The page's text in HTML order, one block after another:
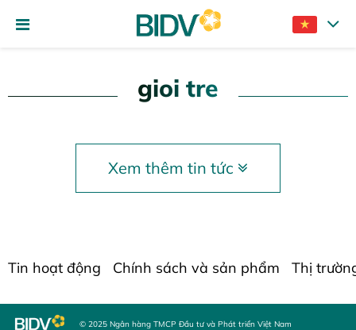
gioi tre
Xem thêm tin tức
Tin hoạt động Chính sách và sản phẩm Thị
© 2025 Ngân hàng TMCP Đầu tư và Phát triển Việt Nam